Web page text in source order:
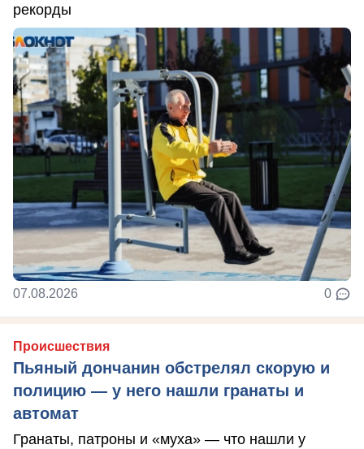
рекорды
07.08.2026 0
Происшествия
Пьяный дончанин обстрелял скорую и
полицию — у него нашли гранаты и
автомат
Гранаты, патроны и «муха» — что нашли у